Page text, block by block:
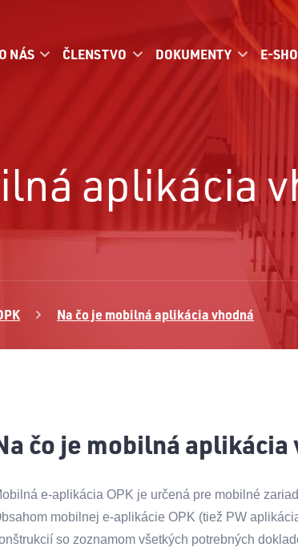
O NÁS ČLENSTVO DOKUMENTY E-
aplikácia
Na čo je mobilná aplikácia vhodná
čo je mobilná aplikácia
e-aplikácia OPK je určená pre mobilné
mobilnej e-aplikácie OPK (tiež PW
so zoznamom všetkých potrebných